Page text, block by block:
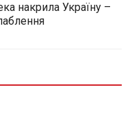
накрила Україну –
полеглих